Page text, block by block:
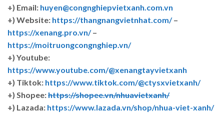
+) Email: huyen@congnghiepvietxanh.com.vn
+) Website: https://thangnangvietnhat.com/–
https://xenang.pro.vn/–
https://moitruongcongnghiep.vn/
+) Youtube:
https://www.youtube.com/@xenangtayvietxanh
+) Tiktok: https://www.tiktok.com/@ctysxvietxanh/
+) Shopee:https://shopee.vn/nhuavietxanh/
+) Lazada: https://www.lazada.vn/shop/nhua-viet-xanh/